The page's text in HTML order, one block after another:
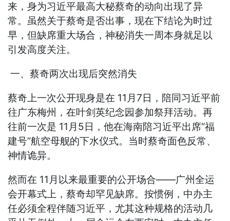
来，身为习近平最高大秘蔡奇的动向出现了异
常。虽然关于蔡奇是否出事，现在下结论为时过
早，但缺席重大场合，神秘消失一周本身就足以
引发高度关注。
一、蔡奇两次出现后突然消失
蔡奇上一次公开现身是在 11月7日，陪同习近平前
往广东梅州，在叶剑英纪念园参加祭拜活动。再
往前一次是 11月5日，他在海南陪习近平出席“福
建号”航空母舰的下水仪式。当时蔡奇面色反常、
神情诡异。
然而在 11月以来最重要的公开场合——广州全运
会开幕式上，蔡奇却罕见缺席。按惯例，中办主
任必须全程伴随习近平，尤其这种规格的活动几